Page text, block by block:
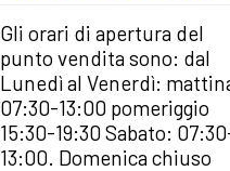
Gli orari di apertura del
punto vendita sono: dal
Lunedì al Venerdì:
07:30-13:00 pomeriggio
15:30-19:30 Sabato:
13:00. Domenica chiuso